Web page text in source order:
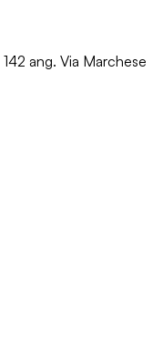
ang. Via Marchese